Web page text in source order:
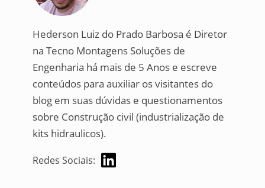
Hederson Luiz do Prado Barbosa é Diretor
na Tecno Montagens Soluções de
Engenharia há mais de 5 Anos e escreve
conteúdos para auxiliar os visitantes do
blog em suas dúvidas e questionamentos
sobre Construção civil (industrialização de
kits hidraulicos).
Redes Sociais: